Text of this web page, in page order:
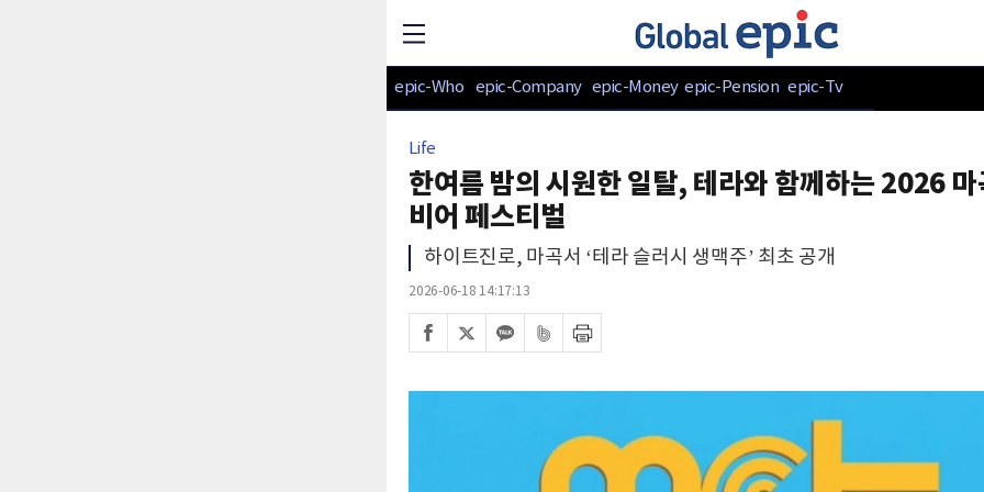
epic-Who epic-Company epic-Money epic-Pension epic-Tv
Life
한여름 밤의 시원한 일탈, 테라와 함께하는 2026 마
비어 페스티벌
하이트진로, 마곡서 ‘테라 슬러시 생맥주’ 최초 공개
2026-06-18 14:17:13